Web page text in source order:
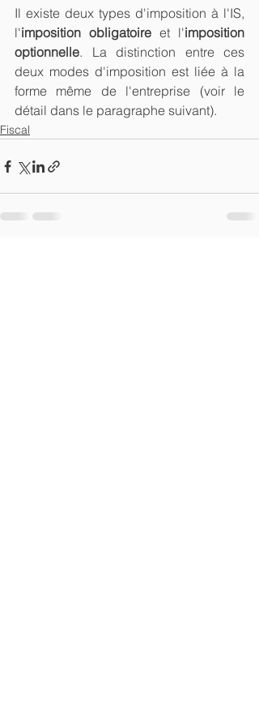
Il existe deux types d'imposition à l'IS,
l'imposition obligatoire et l'imposition
optionnelle. La distinction entre ces
deux modes d'imposition est liée à la
forme même de l'entreprise (voir le
détail dans le paragraphe suivant).
Fiscal